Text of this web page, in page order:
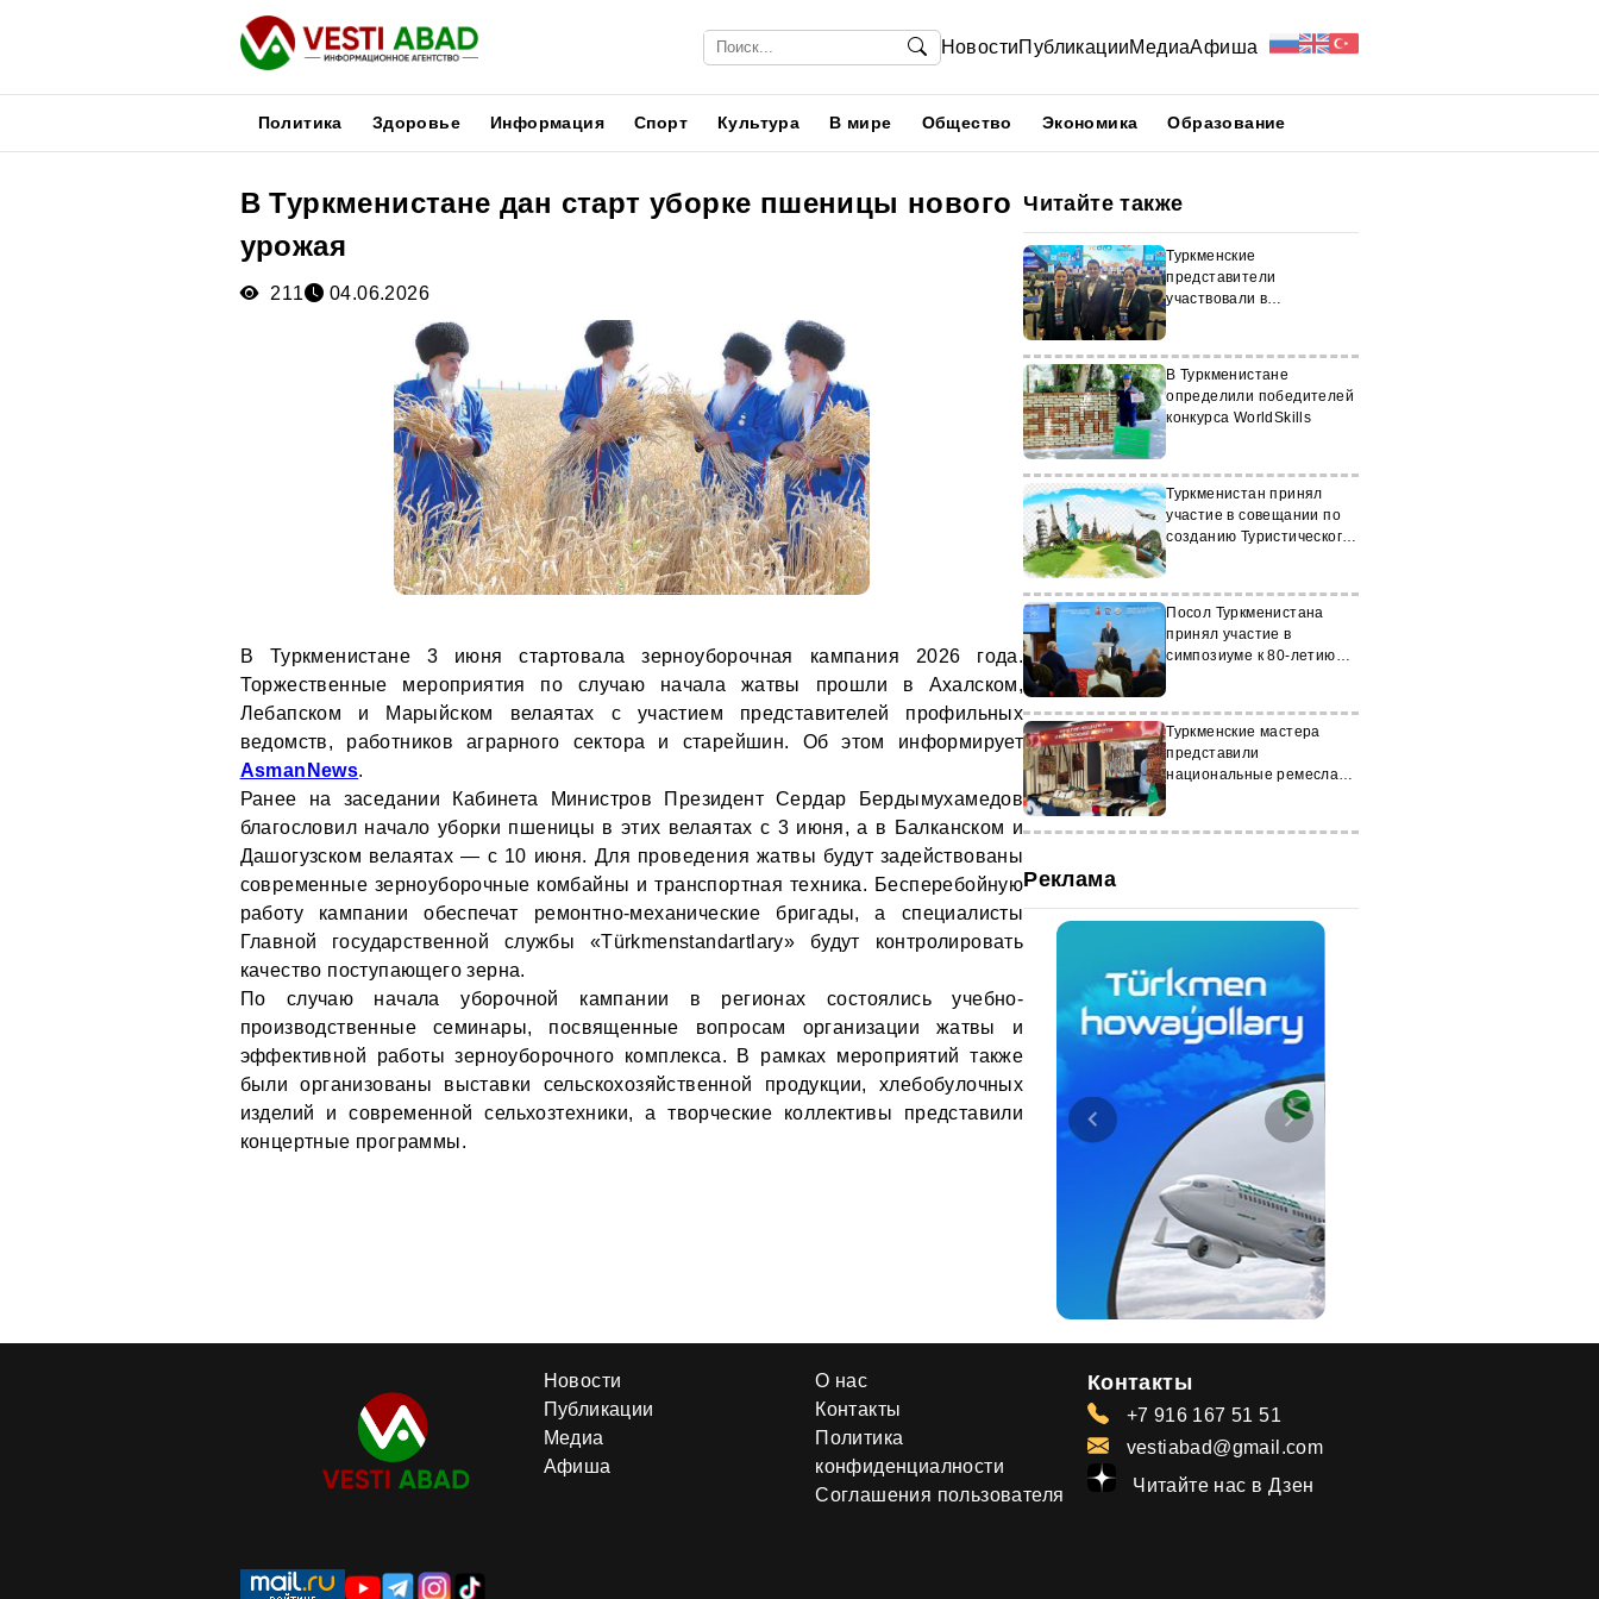
НовостиПубликацииМедиаАфиша
Политика Здоровье Информация Спорт Культура В мире Общество Экономика Образование
В Туркменистане дан старт уборке пшеницы нового
урожая
211 04.06.2026
В Туркменистане 3 июня стартовала зерноуборочная кампания 2026 года.
Торжественные мероприятия по случаю начала жатвы прошли в Ахалском,
Лебапском и Марыйском велаятах с участием представителей профильных
ведомств, работников аграрного сектора и старейшин. Об этом информирует
AsmanNews.
Ранее на заседании Кабинета Министров Президент Сердар Бердымухамедов
благословил начало уборки пшеницы в этих велаятах с 3 июня, а в Балканском и
Дашогузском велаятах — с 10 июня. Для проведения жатвы будут задействованы
современные зерноуборочные комбайны и транспортная техника. Бесперебойную
работу кампании обеспечат ремонтно-механические бригады, а специалисты
Главной государственной службы «Türkmenstandartlary» будут контролировать
качество поступающего зерна.
По случаю начала уборочной кампании в регионах состоялись учебно-
производственные семинары, посвященные вопросам организации жатвы и
эффективной работы зерноуборочного комплекса. В рамках мероприятий также
были организованы выставки сельскохозяйственной продукции, хлебобулочных
изделий и современной сельхозтехники, а творческие коллективы представили
концертные программы.
Читайте также
Туркменские
представители
участвовали в
Индии
В Туркменистане
определили победителей
конкурса WorldSkills
Туркменистан принял
участие в совещании по
созданию Туристического
Посол Туркменистана
принял участие в
симпозиуме к 80-летию
Туркменские мастера
представили
национальные ремесла
Реклама
Новости
Публикации
Медиа
Афиша
О нас
Контакты
Политика
конфиденциалности
Соглашения пользователя
Контакты
+7 916 167 51 51
vestiabad@gmail.com
Читайте нас в Дзен